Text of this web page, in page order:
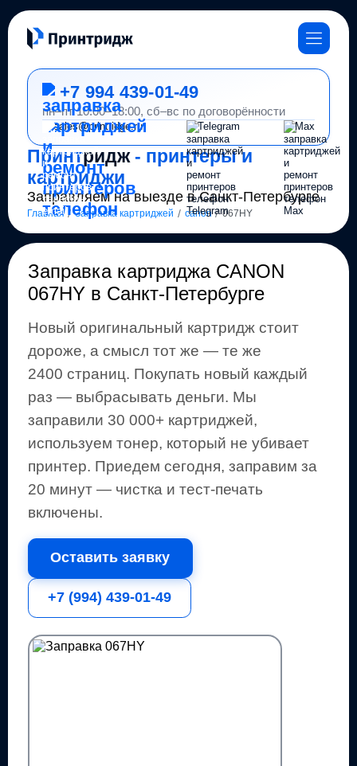
Принтридж- принтеры и
картриджи
Заправляем на выезде в Санкт-Петербурге
Главная / Заправка картриджей / canon / 067HY
+7 994 439-01-49
пн–пт 10:00–18:00, сб–вс по договорённости
sales@printridge.ru Telegram Max
Заправка картриджа CANON
067HYв Санкт-Петербурге
Новый оригинальный картридж стоит
дороже, а смысл тот же — те же
2400 страниц. Покупать новый каждый
раз — выбрасывать деньги. Мы
заправили 30 000+ картриджей,
используем тонер, который не убивает
принтер. Приедем сегодня, заправим за
20 минут — чистка и тест-печать
включены.
Оставить заявку
+7 (994) 439-01-49